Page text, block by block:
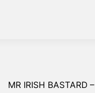
MR IRISH BASTARD